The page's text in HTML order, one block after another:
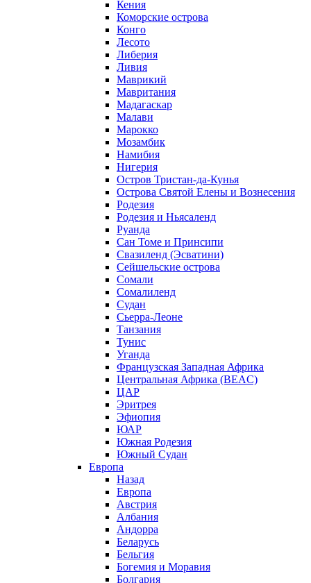
Кения
Коморские острова
Конго
Лесото
Либерия
Ливия
Маврикий
Мавритания
Мадагаскар
Малави
Марокко
Мозамбик
Намибия
Нигерия
Остров Тристан-да-Кунья
Острова Святой Елены и Вознесения
Родезия
Родезия и Ньясаленд
Руанда
Сан Томе и Принсипи
Свазиленд (Эсватини)
Сейшельские острова
Сомали
Сомалиленд
Судан
Сьерра-Леоне
Танзания
Тунис
Уганда
Французская Западная Африка
Центральная Африка (BEAC)
ЦАР
Эритрея
Эфиопия
ЮАР
Южная Родезия
Южный Судан
Европа
Назад
Европа
Австрия
Албания
Андорра
Беларусь
Бельгия
Богемия и Моравия
Болгария